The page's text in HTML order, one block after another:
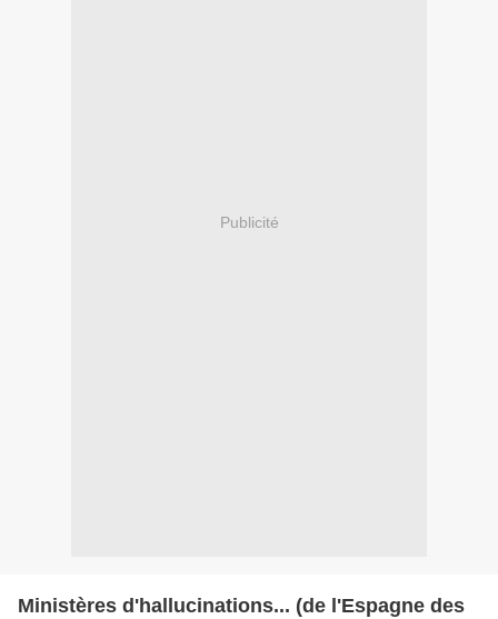
Publicité
Ministères d'hallucinations... (de l'Espagne des